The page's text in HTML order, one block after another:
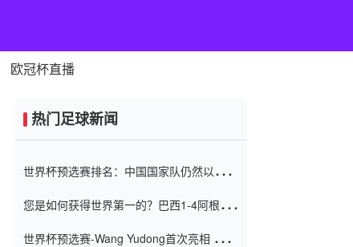
欧冠杯直播
热门足球新闻
世界杯预选赛排名：中国国家队仍然以6分
您是如何获得世界第一的？巴西1-4阿根
世界杯预选赛-Wang Yudong首次亮相 中国